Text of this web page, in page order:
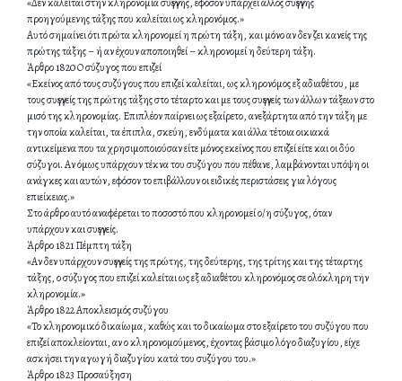
«Δεν καλείται στην κληρονομία συγγενής, εφόσον υπάρχει άλλος συγγενής
προηγούμενης τάξης που καλείται ως κληρονόμος.»
Αυτό σημαίνει ότι πρώτα κληρονομεί η πρώτη τάξη, και μόνο αν δεν ζει κανείς της
πρώτης τάξης – ή αν έχουν αποποιηθεί – κληρονομεί η δεύτερη τάξη.
Άρθρο 1820 Ο σύζυγος που επιζεί
«Εκείνος από τους συζύγους που επιζεί καλείται, ως κληρονόμος εξ αδιαθέτου, με
τους συγγενείς της πρώτης τάξης στο τέταρτο και με τους συγγενείς των άλλων τάξεων στο
μισό της κληρονομίας. Επιπλέον παίρνει ως εξαίρετο, ανεξάρτητα από την τάξη με
την οποία καλείται, τα έπιπλα, σκεύη, ενδύματα και άλλα τέτοια οικιακά
αντικείμενα που τα χρησιμοποιούσαν είτε μόνος εκείνος που επιζεί είτε και οι δύο
σύζυγοι. Αν όμως υπάρχουν τέκνα του συζύγου που πέθανε, λαμβάνονται υπόψη οι
ανάγκες και αυτών, εφόσον το επιβάλλουν οι ειδικές περιστάσεις για λόγους
επιείκειας.»
Στο άρθρο αυτό αναφέρεται το ποσοστό που κληρονομεί ο/η σύζυγος, όταν
υπάρχουν και συγγενείς.
Άρθρο 1821 Πέμπτη τάξη
«Αν δεν υπάρχουν συγγενείς της πρώτης, της δεύτερης, της τρίτης και της τέταρτης
τάξης, ο σύζυγος που επιζεί καλείται ως εξ αδιαθέτου κληρονόμος σε ολόκληρη την
κληρονομία.»
Άρθρο 1822 Αποκλεισμός συζύγου
«Το κληρονομικό δικαίωμα, καθώς και το δικαίωμα στο εξαίρετο του συζύγου που
επιζεί αποκλείονται, αν ο κληρονομούμενος, έχοντας βάσιμο λόγο διαζυγίου, είχε
ασκήσει την αγωγή διαζυγίου κατά του συζύγου του.»
Άρθρο 1823 Προσαύξηση